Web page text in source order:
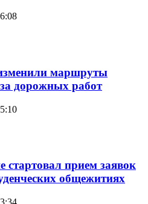
маршруты
за дорожных работ
стартовал прием заявок
общежитиях